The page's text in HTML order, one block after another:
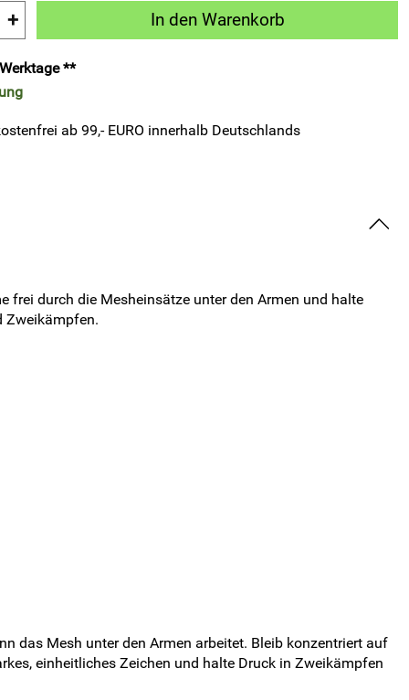
+ In den Warenkorb
**
ab 99,- EURO innerhalb Deutschlands
frei durch die Mesheinsätze unter den Armen und halte
Zweikämpfen.
das Mesh unter den Armen arbeitet. Bleib konzentriert auf
einheitliches Zeichen und halte Druck in Zweikämpfen